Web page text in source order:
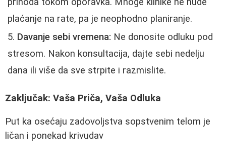
plaćanje na rate, pa je neophodno planiranje.
Davanje sebi vremena: Ne donosite odluku pod
stresom. Nakon konsultacija, dajte sebi nedelju
dana ili više da sve strpite i razmislite.
Zaključak: Vaša Priča, Vaša Odluka
Put ka osećaju zadovoljstva sopstvenim telom je
ličan i ponekad krivudav